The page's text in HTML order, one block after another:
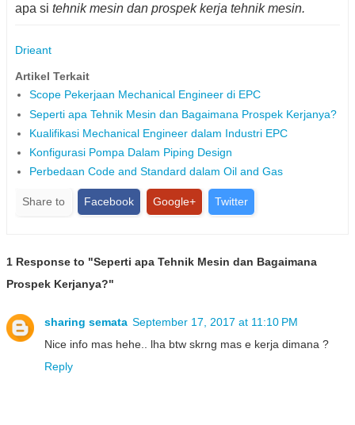
apa si tehnik mesin dan prospek kerja tehnik mesin.
Drieant
Artikel Terkait
Scope Pekerjaan Mechanical Engineer di EPC
Seperti apa Tehnik Mesin dan Bagaimana Prospek Kerjanya?
Kualifikasi Mechanical Engineer dalam Industri EPC
Konfigurasi Pompa Dalam Piping Design
Perbedaan Code and Standard dalam Oil and Gas
Share to Facebook Google+ Twitter
1 Response to "Seperti apa Tehnik Mesin dan Bagaimana
Prospek Kerjanya?"
sharing semata September 17, 2017 at 11:10 PM
Nice info mas hehe.. lha btw skrng mas e kerja dimana ?
Reply